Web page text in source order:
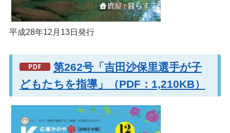
平成28年12月13日発行
第262号「吉田沙保里選手が子
どもたちを指導」（PDF：1,210KB）